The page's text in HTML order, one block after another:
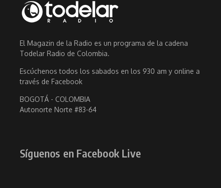
El Magazin de la Radio es un programa de la cadena
Todelar Radio de Colombia.
Escúchenos todos los sabados en los 930 am y online a
través de Facebook
BOGOTÁ - COLOMBIA
Autonorte Norte #83-64
Síguenos en Facebook Live